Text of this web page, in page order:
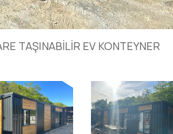
TAŞINABİLİR EV KONTEYNER